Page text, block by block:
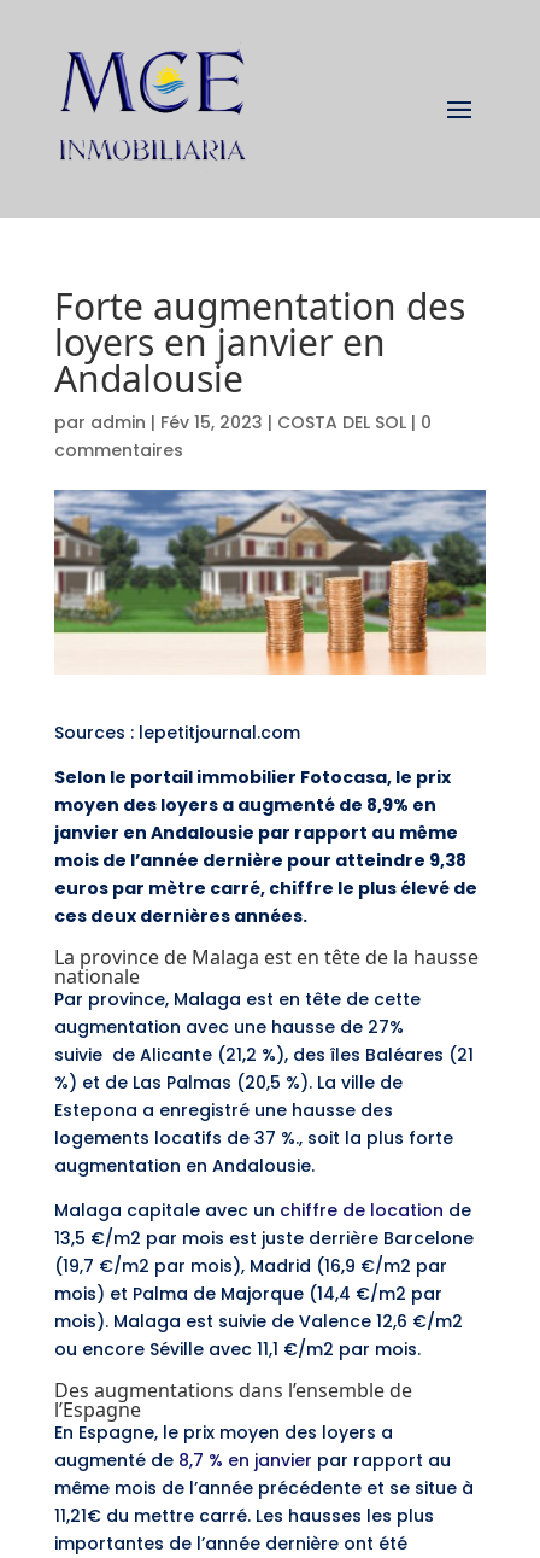
Forte augmentation des
loyers en janvier en
Andalousie
par admin | Fév 15, 2023 | COSTA DEL SOL| 0
commentaires
Sources : lepetitjournal.com
Selon le portail immobilier Fotocasa, le prix
moyen des loyers a augmenté de 8,9% en
janvier en Andalousie par rapport au même
mois de l’année dernière pour atteindre 9,38
euros par mètre carré, chiffre le plus élevé de
ces deux dernières années.
La province de Malaga est en tête de la hausse
nationale
Par province, Malaga est en tête de cette
augmentation avec une hausse de 27%
suivie de Alicante (21,2 %), des îles Baléares (21
%) et de Las Palmas (20,5 %). La ville de
Estepona a enregistré une hausse des
logements locatifs de 37 %., soit la plus forte
augmentation en Andalousie.
Malaga capitale avec un chiffre de location de
13,5 €/m2 par mois est juste derrière Barcelone
(19,7 €/m2 par mois), Madrid (16,9 €/m2 par
mois) et Palma de Majorque (14,4 €/m2 par
mois). Malaga est suivie de Valence 12,6 €/m2
ou encore Séville avec 11,1 €/m2 par mois.
Des augmentations dans l’ensemble de
l’Espagne
En Espagne, le prix moyen des loyers a
augmenté de 8,7 % en janvier par rapport au
même mois de l’année précédente et se situe à
11,21€ du mettre carré. Les hausses les plus
importantes de l’année dernière ont été